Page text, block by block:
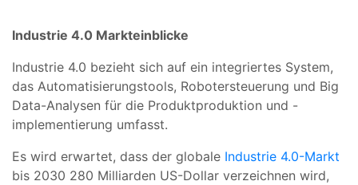
Industrie 4.0 Markteinblicke
Industrie 4.0 bezieht sich auf ein integriertes System,
das Automatisierungstools, Robotersteuerung und Big
Data-Analysen für die Produktproduktion und -
implementierung umfasst.
Es wird erwartet, dass der globale Industrie 4.0-Markt
bis 2030 280 Milliarden US-Dollar verzeichnen wird,